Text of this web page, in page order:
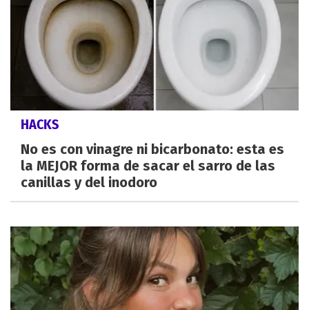
HACKS
No es con vinagre ni bicarbonato: esta es
la MEJOR forma de sacar el sarro de las
canillas y del inodoro